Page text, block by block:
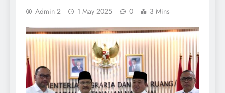
Admin 2 1 May 2025 0 3 Mins